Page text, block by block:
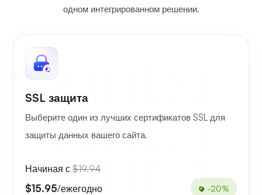
одном интегрированном решении.
SSL защита
Выберите один из лучших сертификатов SSL для
защиты данных вашего сайта.
Начиная с $19.94
$15.95/ежегодно -20%